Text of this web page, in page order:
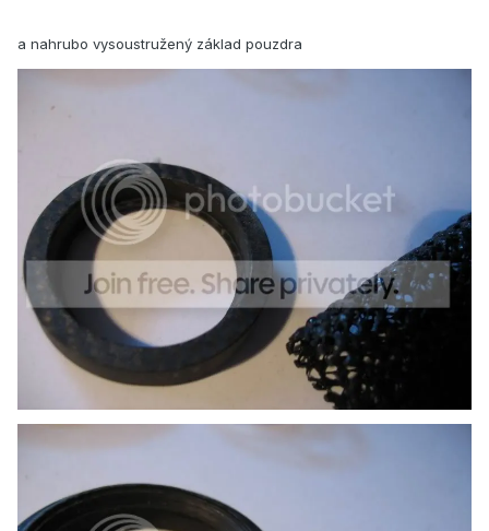
a nahrubo vysoustružený základ pouzdra